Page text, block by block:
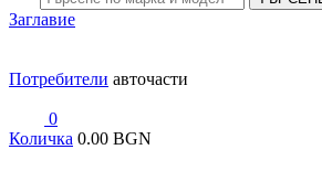
Заглавие
Потребители авточасти
0
Количка 0.00 BGN